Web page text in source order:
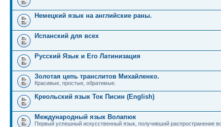
Немецкий язык на английские раны.
Испанский для всех
Русский Язык и Его Латинизация
Золотая цепь транслитов Михайленко.
Красивые, простые, обратимые.
Креольский язык Ток Писин (English)
Международный язык Волапюк
Первый успешный искусственный язык, получивший распространение